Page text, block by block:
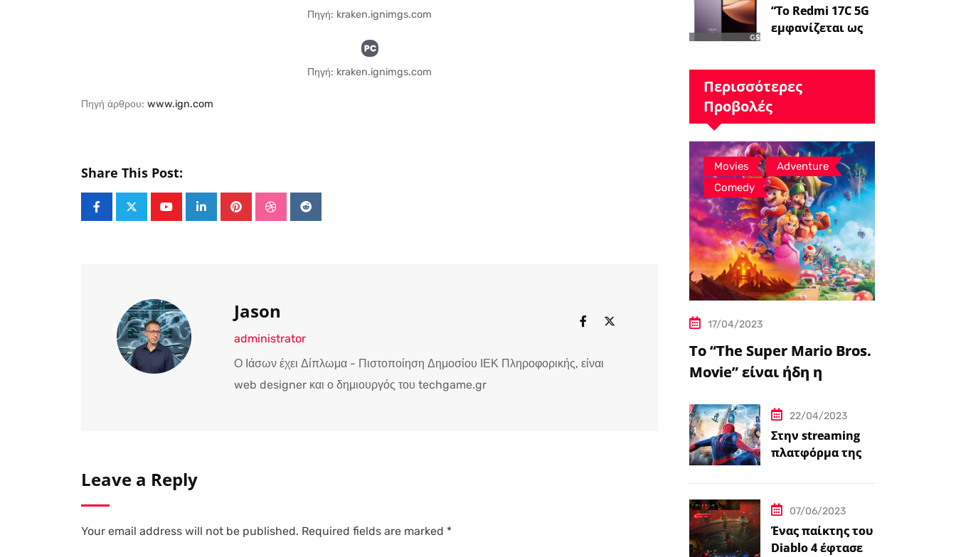
Πηγή: kraken.ignimgs.com
Πηγή: kraken.ignimgs.com
Πηγή άρθρου: www.ign.com
Share This Post:
LinkedInPinterestStumbleUpon
Reddit
Jason
administrator
Ο Ιάσων έχει Δίπλωμα - Πιστοποίηση Δημοσίου ΙΕΚ Πληροφορικής, είναι
web designer και ο δημιουργός του techgame.gr
Leave a Reply
Your email address will not be published. Required fields are marked *
“Το Redmi 17C 5G
εμφανίζεται ως
GSMArena.com”
Περισσότερες
Προβολές
Movies , Adventure ,
Comedy
17/04/2023
Το “The Super Mario Bros.
Movie” είναι ήδη η
μεταφορά
βιντεοπαιχνιδιού στον
κινηματογράφο
22/04/2023
Στην streaming
πλατφόρμα της
σήμερα πέντε
ταινίες Spider-
Man
07/06/2023
Ένας παίκτης του
Diablo 4 έφτασε